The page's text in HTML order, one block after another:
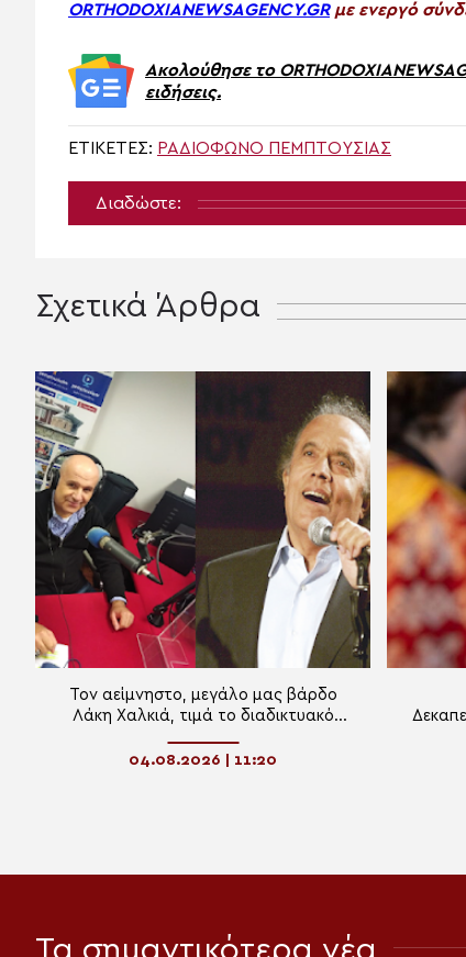
ORTHODOXIANEWSAGENCY.GRμε ενεργό
Ακολούθησε το
ειδήσεις.
ΕΤΙΚΈΤΕΣ: ΡΑΔΙΌΦΩΝΟ ΠΕΜΠΤΟΥΣΊΑΣ
Διαδώστε:
Σχετικά Άρθρα
Τον αείμνηστο, μεγάλο μας βάρδο
Λάκη Χαλκιά, τιμά το διαδικτυακό
04.08.2026 | 11:20